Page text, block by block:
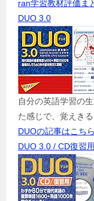
ran学習教材評価ま
DUO 3.0
自分の英語学習の
た感じで、覚えき
DUOの記事はこちら
DUO 3.0 / CD復習用